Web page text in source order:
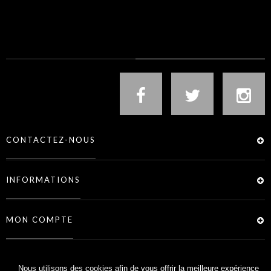
Nous utilisons des cookies afin de vous offrir la meilleure expérience
CONTACTEZ-NOUS
INFORMATIONS
MON COMPTE